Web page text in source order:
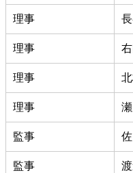
理事
理事
理事
理事
監事
監事